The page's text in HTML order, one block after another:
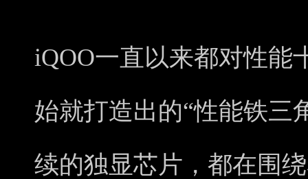
iQOO一直以来都对性能
始就打造出的“性能铁三
续的独显芯片，都在围